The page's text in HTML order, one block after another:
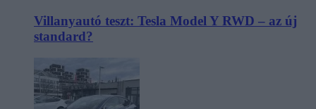
Villanyautó teszt: Tesla Model Y RWD – az új
standard?